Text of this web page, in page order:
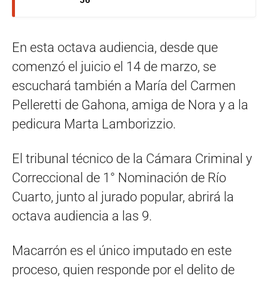
En esta octava audiencia, desde que
comenzó el juicio el 14 de marzo, se
escuchará también a María del Carmen
Pelleretti de Gahona, amiga de Nora y a la
pedicura Marta Lamborizzio.
El tribunal técnico de la Cámara Criminal y
Correccional de 1° Nominación de Río
Cuarto, junto al jurado popular, abrirá la
octava audiencia a las 9.
Macarrón es el único imputado en este
proceso, quien responde por el delito de